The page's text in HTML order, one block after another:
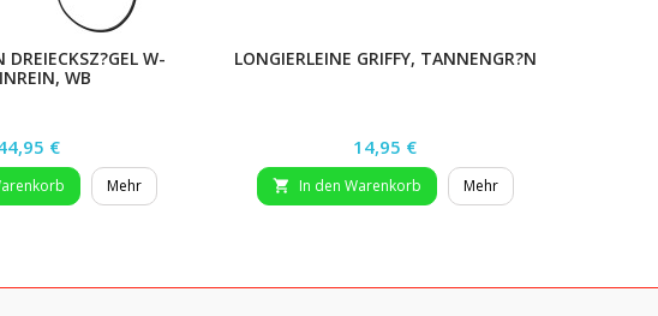
DREIECKSZ?GEL W-
WB
€
Mehr
LONGIERLEINE GRIFFY, TANNENGR?N
Preis
14,95 €
 In den Warenkorb Mehr